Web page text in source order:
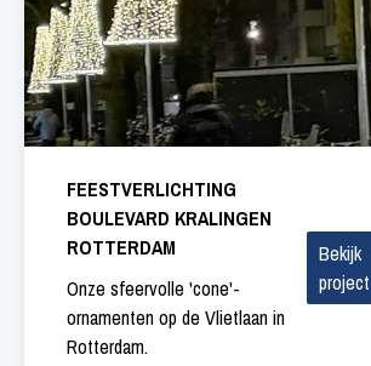
FEESTVERLICHTING
BOULEVARD KRALINGEN
ROTTERDAM
Onze sfeervolle 'cone'-
ornamenten op de Vlietlaan in
Rotterdam.
Bekijk
project